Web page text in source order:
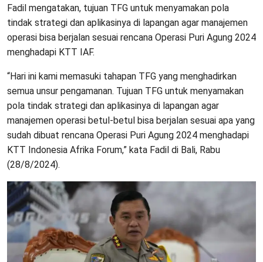
Fadil mengatakan, tujuan TFG untuk menyamakan pola
tindak strategi dan aplikasinya di lapangan agar manajemen
operasi bisa berjalan sesuai rencana Operasi Puri Agung 2024
menghadapi KTT IAF.
“Hari ini kami memasuki tahapan TFG yang menghadirkan
semua unsur pengamanan. Tujuan TFG untuk menyamakan
pola tindak strategi dan aplikasinya di lapangan agar
manajemen operasi betul-betul bisa berjalan sesuai apa yang
sudah dibuat rencana Operasi Puri Agung 2024 menghadapi
KTT Indonesia Afrika Forum,” kata Fadil di Bali, Rabu
(28/8/2024).